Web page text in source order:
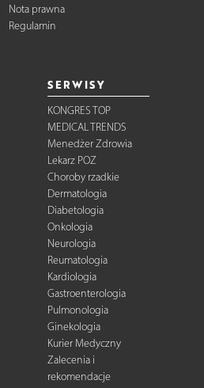
Nota prawna
Regulamin
SERWISY
KONGRES TOP
MEDICAL TRENDS
Menedżer Zdrowia
Lekarz POZ
Choroby rzadkie
Dermatologia
Diabetologia
Onkologia
Neurologia
Reumatologia
Kardiologia
Gastroenterologia
Pulmonologia
Ginekologia
Kurier Medyczny
Zalecenia i
rekomendacje